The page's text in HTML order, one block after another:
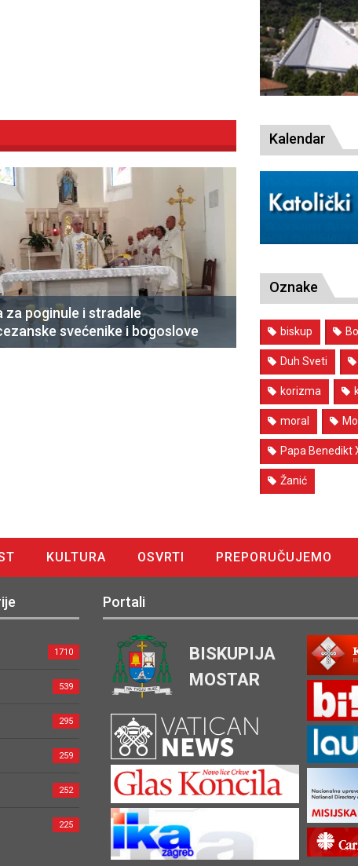
za poginule i stradale
svećenike i bogoslove
Kalendar
Oznake
biskup
Duh Sveti
korizma
moral
Papa Benedikt
Žanić
KULTURA OSVRTI PREPORUČUJEMO
1710
539
295
259
252
225
Portali
BISKUPIJA
MOSTAR